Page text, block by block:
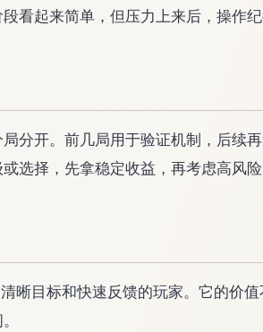
看起来简单，但压力上来后，操作纪
分开。前几局用于验证机制，后续
选择，先拿稳定收益，再考虑高风险
晰目标和快速反馈的玩家。它的价值